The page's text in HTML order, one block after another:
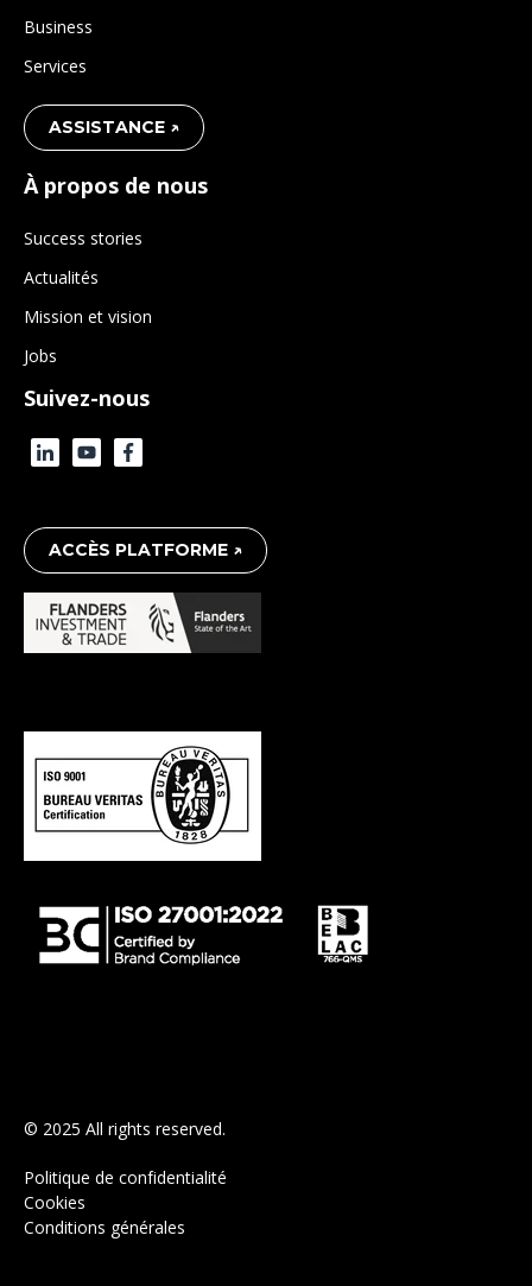
Business
Services
ASSISTANCE ↗
À propos de nous
Success stories
Actualités
Mission et vision
Jobs
Suivez-nous
ACCÈS PLATFORME ↗
© 2025 All rights reserved.
Politique de confidentialité
Cookies
Conditions générales